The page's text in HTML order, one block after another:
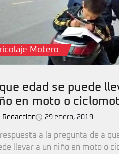
Motero
edad se puede
en moto o
Redaccion 29 enero, 2019
respuesta a la pregunta de a
llevar a un niño en moto o